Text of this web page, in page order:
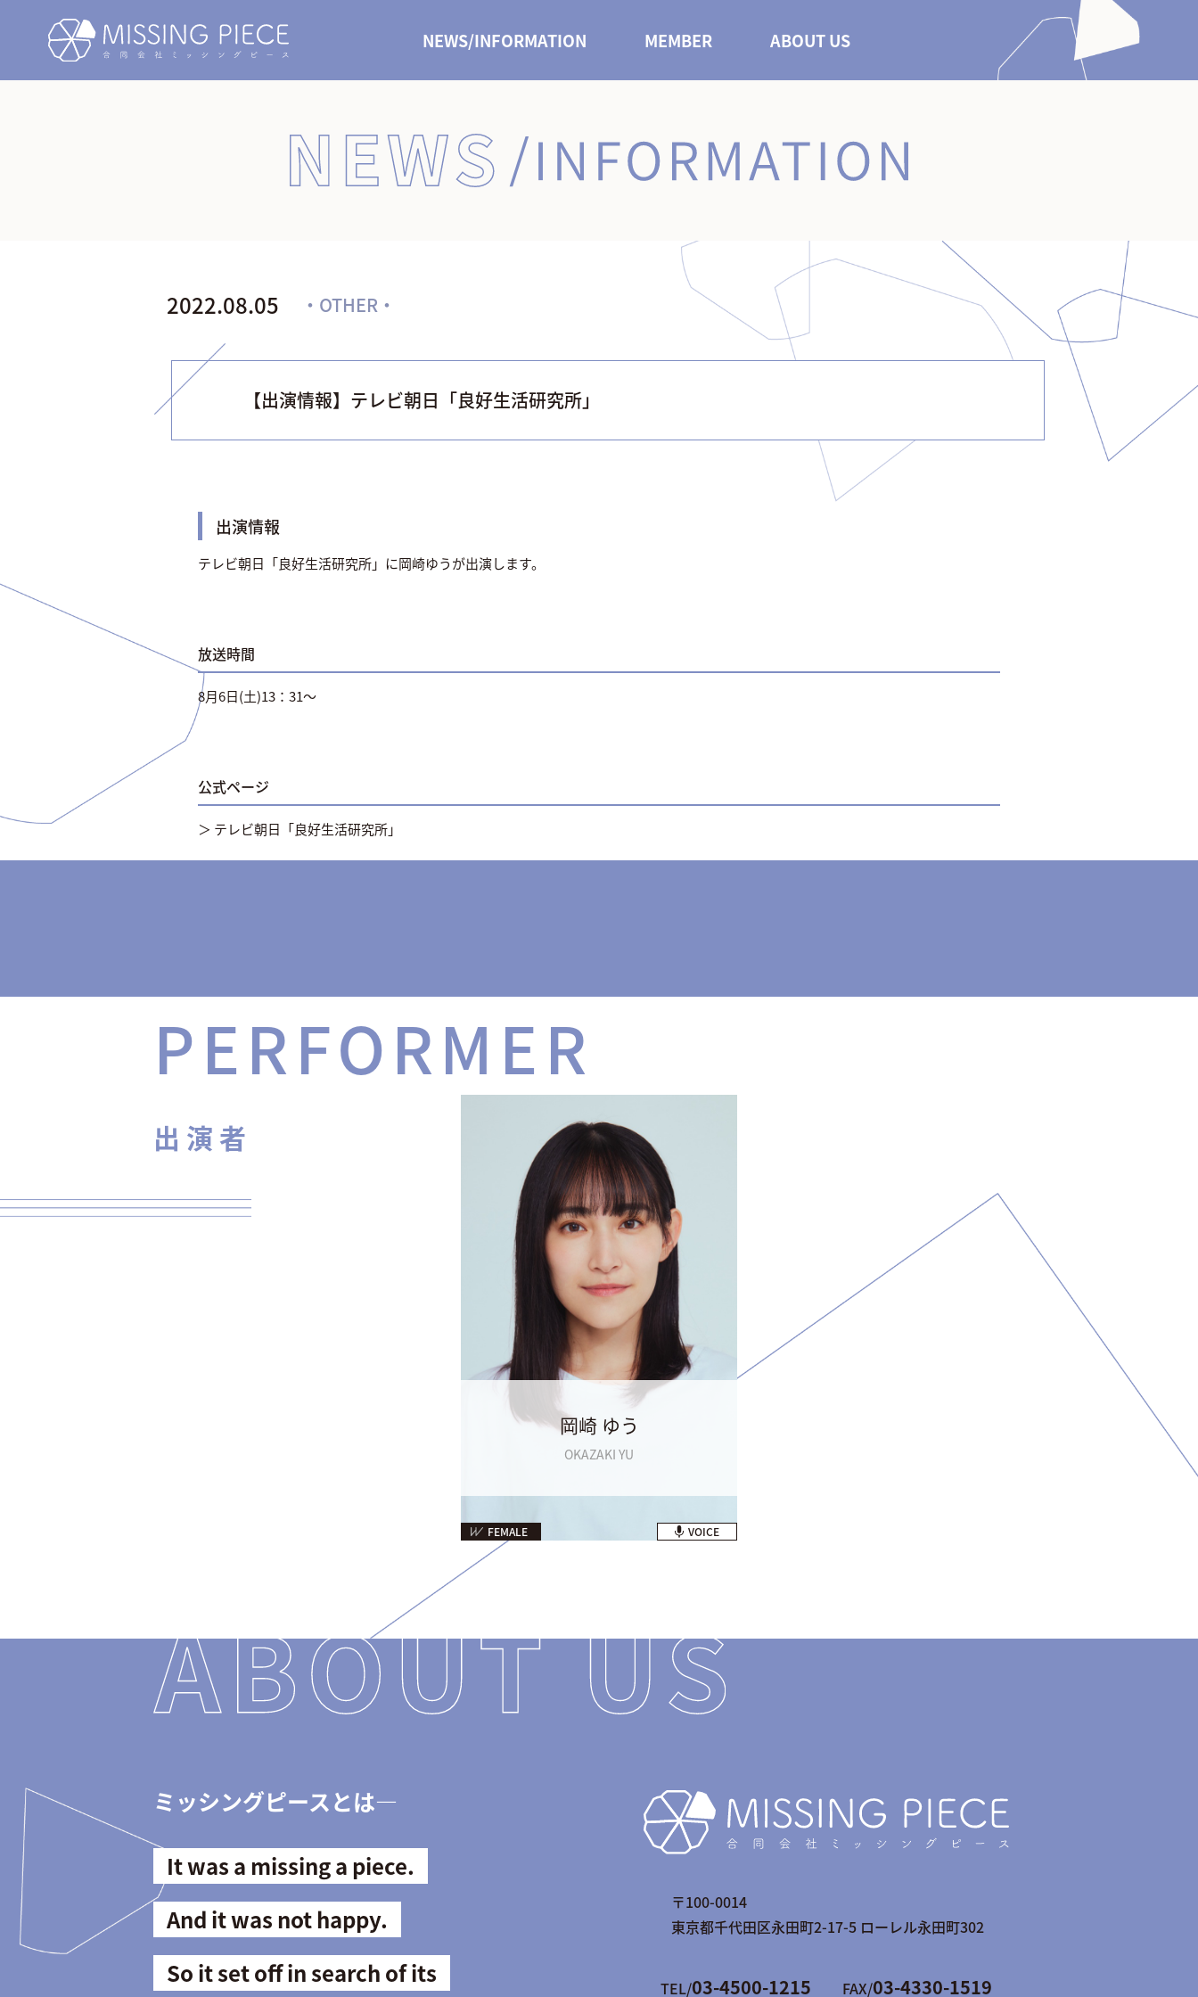
NEWS/INFORMATION MEMBER ABOUT US
2022.08.05 ・OTHER・
【出演情報】テレビ朝日「良好生活研究所」
出演情報
テレビ朝日「良好生活研究所」に岡崎ゆうが出演します。
放送時間
8月6日(土)13：31～
公式ページ
＞ テレビ朝日「良好生活研究所」
PERFORMER
出演者
岡崎 ゆう
OKAZAKI YU
FEMALE VOICE
ミッシングピースとは―
It was a missing a piece.
And it was not happy.
So it set off in search of its
〒100-0014
東京都千代田区永田町2-17-5 ローレル永田町302
TEL/03-4500-1215 FAX/03-4330-1519